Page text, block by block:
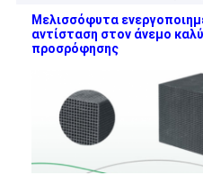
Μελισσόφυτα
αντίσταση στον άνεμο
προσρόφησης